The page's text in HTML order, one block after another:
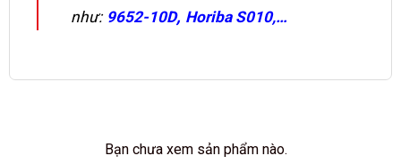
như: 9652-10D, Horiba S010,…
Bạn chưa xem sản phẩm nào.